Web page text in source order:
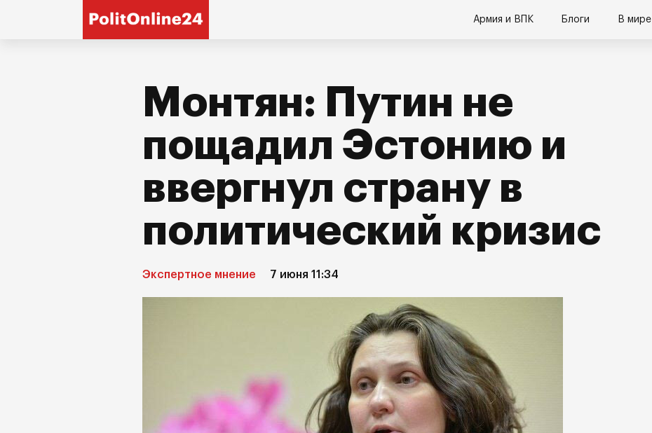
Армия и ВПК Блоги В мире
Монтян: Путин не
пощадил Эстонию и
ввергнул страну в
политический кризис
Экспертное мнение 7 июня 11:34